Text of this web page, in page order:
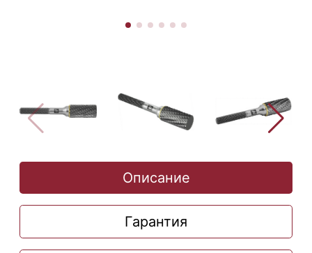
Описание
Гарантия